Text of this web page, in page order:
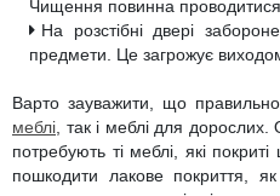
Чищення повинна
На розстібні двері
предмети. Це загрожує
Варто зауважити, що
меблі , так і меблі для
потребують ті меблі, які
пошкодити лакове покриття,